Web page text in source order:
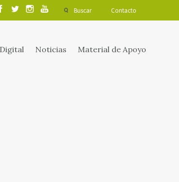
Buscar Contacto
Noticias Material de Apoyo